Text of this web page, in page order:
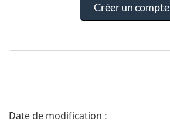
Créer un compte
D